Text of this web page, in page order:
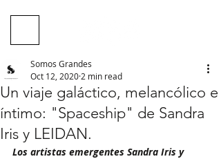
Un viaje galáctico, melancólico e
íntimo: "Spaceship" de Sandra
Iris y LEIDAN.
Somos Grandes
Oct 12, 2020 2 min read
Los artistas emergentes Sandra Iris y